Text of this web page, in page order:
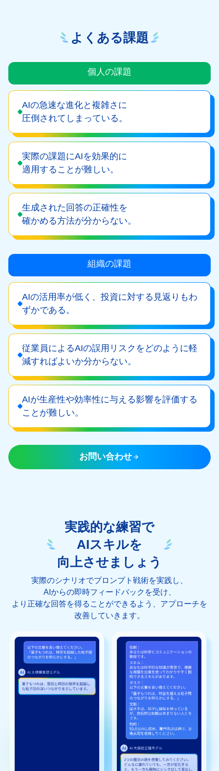
よくある課題
個人の課題
AIの急速な進化と複雑さに
圧倒されてしまっている。
実際の課題にAIを効果的に
適用することが難しい。
生成された回答の正確性を
確かめる方法が分からない。
組織の課題
AIの活用率が低く、投資に対する見返りもわ
ずかである。
従業員によるAIの誤用リスクをどのように軽
減すればよいか分からない。
AIが生産性や効率性に与える影響を評価する
ことが難しい。
お問い合わせ
実践的な練習で
AIスキルを
向上させましょう
実際のシナリオでプロンプト戦術を実践し、
AIからの即時フィードバックを受け、
より正確な回答を得ることができるよう、アプローチを
改善していきます。